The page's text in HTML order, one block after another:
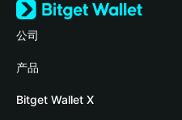
公司
关于 Bitget Wallet
博客
产品
加密卡
Bitget Wallet X